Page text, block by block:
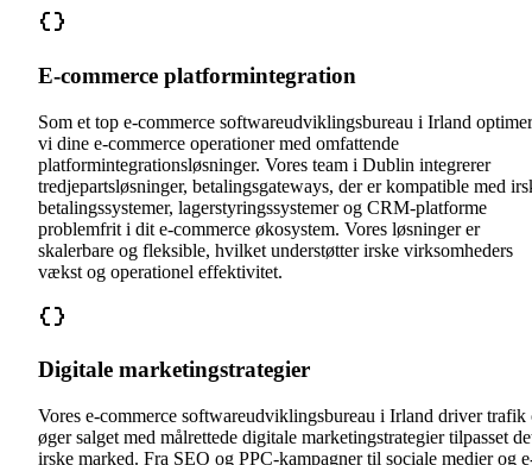
E-commerce platformintegration
Som et top e-commerce softwareudviklingsbureau i Irland
vi dine e-commerce operationer med omfattende
platformintegrationsløsninger. Vores team i Dublin integrerer
tredjepartsløsninger, betalingsgateways, der er kompatible med
betalingssystemer, lagerstyringssystemer og CRM-platforme
problemfrit i dit e-commerce økosystem. Vores løsninger er
skalerbare og fleksible, hvilket understøtter irske virksomheders
vækst og operationel effektivitet.
Digitale marketingstrategier
Vores e-commerce softwareudviklingsbureau i Irland driver trafik
øger salget med målrettede digitale marketingstrategier tilpasset
irske marked. Fra SEO og PPC-kampagner til sociale medier og